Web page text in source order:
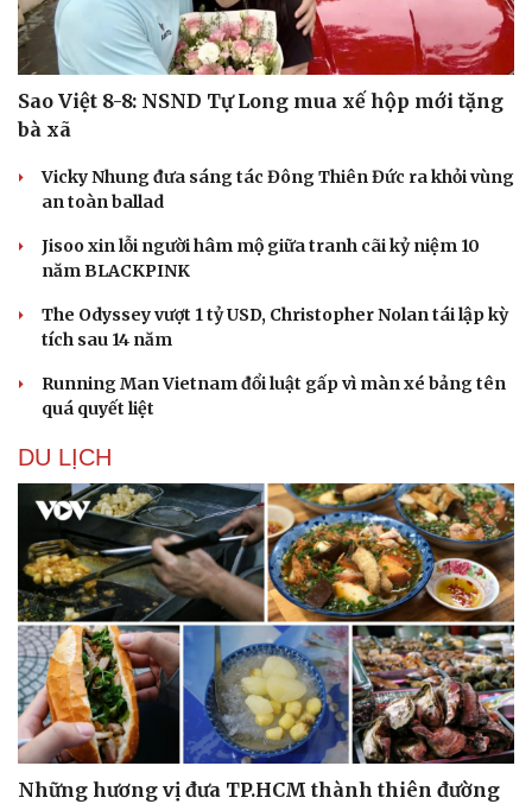
Sao Việt 8-8: NSND Tự Long mua xế hộp mới tặng
bà xã
Vicky Nhung đưa sáng tác Đông Thiên Đức ra khỏi vùng
an toàn ballad
Jisoo xin lỗi người hâm mộ giữa tranh cãi kỷ niệm 10
năm BLACKPINK
The Odyssey vượt 1 tỷ USD, Christopher Nolan tái lập kỳ
tích sau 14 năm
Running Man Vietnam đổi luật gấp vì màn xé bảng tên
quá quyết liệt
DU LỊCH
Những hương vị đưa TP.HCM thành thiên đường